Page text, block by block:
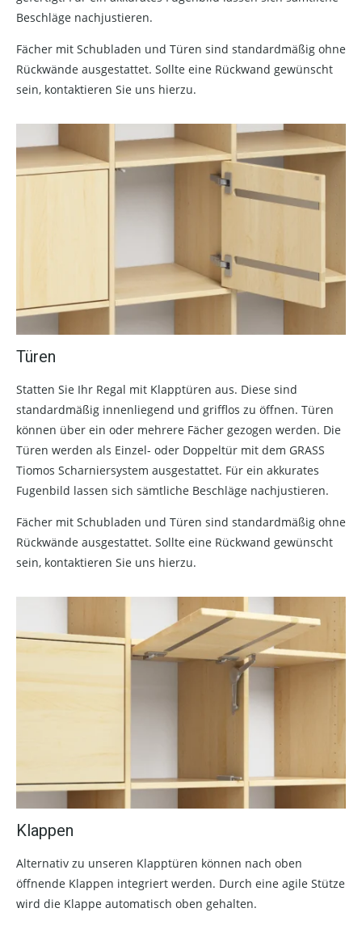
Beschläge nachjustieren.
Fächer mit Schubladen und Türen sind standardmäßig ohne
Rückwände ausgestattet. Sollte eine Rückwand gewünscht
sein, kontaktieren Sie uns hierzu.
Türen
Statten Sie Ihr Regal mit Klapptüren aus. Diese sind
standardmäßig innenliegend und grifflos zu öffnen. Türen
können über ein oder mehrere Fächer gezogen werden. Die
Türen werden als Einzel- oder Doppeltür mit dem GRASS
Tiomos Scharniersystem ausgestattet. Für ein akkurates
Fugenbild lassen sich sämtliche Beschläge nachjustieren.
Fächer mit Schubladen und Türen sind standardmäßig ohne
Rückwände ausgestattet. Sollte eine Rückwand gewünscht
sein, kontaktieren Sie uns hierzu.
Klappen
Alternativ zu unseren Klapptüren können nach oben
öffnende Klappen integriert werden. Durch eine agile Stütze
wird die Klappe automatisch oben gehalten.